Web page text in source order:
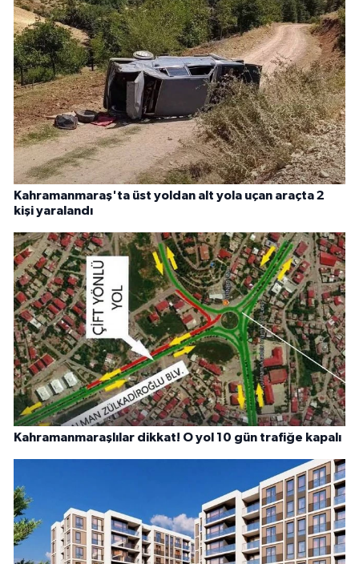
Kahramanmaraş'ta üst yoldan alt yola uçan araçta 2
kişi yaralandı
Kahramanmaraşlılar dikkat! O yol 10 gün trafiğe kapalı